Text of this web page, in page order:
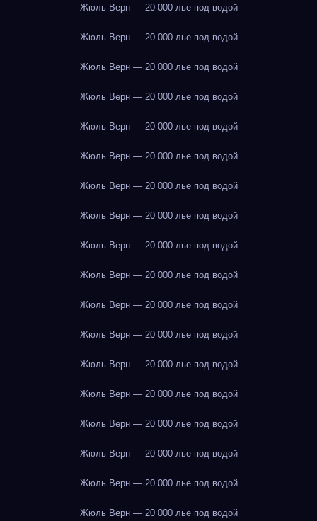
Жюль Верн — 20 000 лье под водой
Жюль Верн — 20 000 лье под водой
Жюль Верн — 20 000 лье под водой
Жюль Верн — 20 000 лье под водой
Жюль Верн — 20 000 лье под водой
Жюль Верн — 20 000 лье под водой
Жюль Верн — 20 000 лье под водой
Жюль Верн — 20 000 лье под водой
Жюль Верн — 20 000 лье под водой
Жюль Верн — 20 000 лье под водой
Жюль Верн — 20 000 лье под водой
Жюль Верн — 20 000 лье под водой
Жюль Верн — 20 000 лье под водой
Жюль Верн — 20 000 лье под водой
Жюль Верн — 20 000 лье под водой
Жюль Верн — 20 000 лье под водой
Жюль Верн — 20 000 лье под водой
Жюль Верн — 20 000 лье под водой